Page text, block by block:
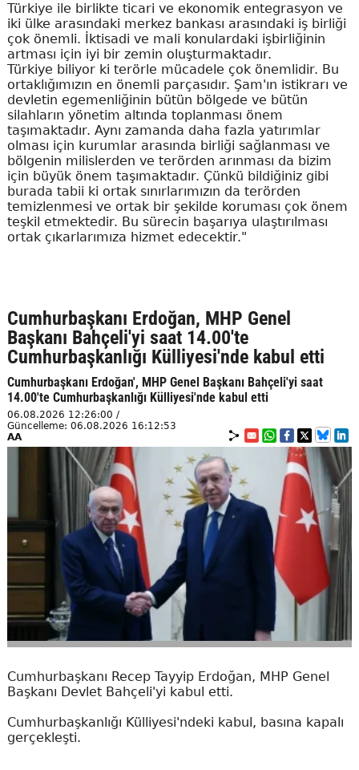
Türkiye ile birlikte ticari ve ekonomik entegrasyon ve
iki ülke arasındaki merkez bankası arasındaki iş birliği
çok önemli. İktisadi ve mali konulardaki işbirliğinin
artması için iyi bir zemin oluşturmaktadır.
Türkiye biliyor ki terörle mücadele çok önemlidir. Bu
ortaklığımızın en önemli parçasıdır. Şam'ın istikrarı ve
devletin egemenliğinin bütün bölgede ve bütün
silahların yönetim altında toplanması önem
taşımaktadır. Aynı zamanda daha fazla yatırımlar
olması için kurumlar arasında birliği sağlanması ve
bölgenin milislerden ve terörden arınması da bizim
için büyük önem taşımaktadır. Çünkü bildiğiniz gibi
burada tabii ki ortak sınırlarımızın da terörden
temizlenmesi ve ortak bir şekilde koruması çok önem
teşkil etmektedir. Bu sürecin başarıya ulaştırılması
ortak çıkarlarımıza hizmet edecektir."
Cumhurbaşkanı Erdoğan, MHP Genel
Başkanı Bahçeli'yi saat 14.00'te
Cumhurbaşkanlığı Külliyesi'nde kabul etti
Cumhurbaşkanı Erdoğan', MHP Genel Başkanı Bahçeli'yi saat
14.00'te Cumhurbaşkanlığı Külliyesi'nde kabul etti
06.08.2026 12:26:00 /
Güncelleme: 06.08.2026 16:12:53
AA
Cumhurbaşkanı Recep Tayyip Erdoğan, MHP Genel
Başkanı Devlet Bahçeli'yi kabul etti.
Cumhurbaşkanlığı Külliyesi'ndeki kabul, basına kapalı
gerçekleşti.